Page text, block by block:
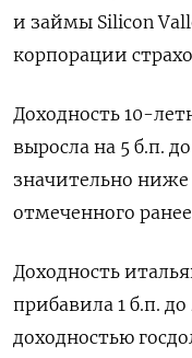
и займы Silicon
корпорации
Доходность 10-
выросла на 5 б.п.
значительно ниже
отмеченного
Доходность
прибавила 1 б.п.
доходностью